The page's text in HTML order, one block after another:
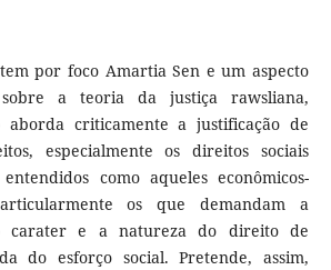
por foco Amartia Sen e um aspecto
a teoria da justiça rawsliana,
aborda criticamente a justificação de
especialmente os direitos sociais
como aqueles econômicos-
os que demandam a
carater e a natureza do direito de
do esforço social. Pretende, assim,